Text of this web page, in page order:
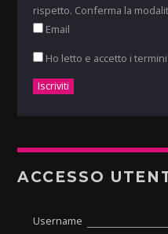
rispetto. Conferma la
Email
Ho letto e accetto i
ACCESSO
Username